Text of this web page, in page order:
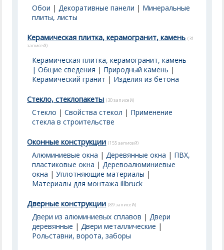
Обои |Декоративные панели | Минеральные
плиты, листы
Керамическая плитка, керамогранит, камень (31
записей)
Керамическая плитка, керамогранит, камень
| Общие сведения | Природный камень |
Керамический гранит | Изделия из бетона
Стекло, стеклопакеты (30 записей)
Стекло |Свойства стекол | Применение
стекла в строительстве
Оконные конструкции (155 записей)
Алюминиевые окна |Деревянные окна | ПВХ,
пластиковые окна |Деревоалюминиевые
окна |Уплотняющие материалы |
Материалы для монтажа illbruck
Дверные конструкции (89 записей)
Двери из алюминиевых сплавов |Двери
деревянные |Двери металлические |
Рольставни, ворота, заборы